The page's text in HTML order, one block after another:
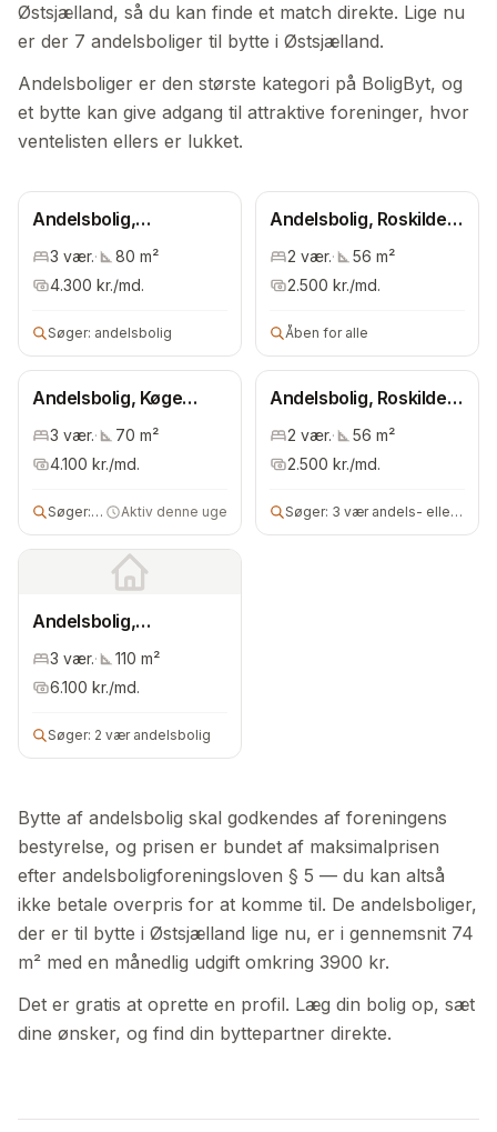
Østsjælland, så du kan finde et match direkte. Lige nu
er der 7 andelsboliger til bytte i Østsjælland.
Andelsboliger er den største kategori på BoligByt, og
et bytte kan give adgang til attraktive foreninger, hvor
ventelisten ellers er lukket.
Andelsbolig,
Østsjælland
3 vær.· 80 m²
4.300 kr./md.
Søger: andelsbolig
Andelsbolig, Roskilde
Kommune
2 vær.· 56 m²
2.500 kr./md.
Åben for alle
Andelsbolig, Køge
Kommune
3 vær.· 70 m²
4.100 kr./md.
Søger:andelsbolig
Aktiv denne uge
Andelsbolig, Roskilde
Kommune
2 vær.· 56 m²
2.500 kr./md.
Søger: 3 vær andels- eller ejerbolig
Andelsbolig,
Østsjælland
3 vær.· 110 m²
6.100 kr./md.
Søger: 2 vær andelsbolig
Bytte af andelsbolig skal godkendes af foreningens
bestyrelse, og prisen er bundet af maksimalprisen
efter andelsboligforeningsloven § 5 — du kan altså
ikke betale overpris for at komme til. De andelsboliger,
der er til bytte i Østsjælland lige nu, er i gennemsnit 74
m² med en månedlig udgift omkring 3900 kr.
Det er gratis at oprette en profil. Læg din bolig op, sæt
dine ønsker, og find din byttepartner direkte.